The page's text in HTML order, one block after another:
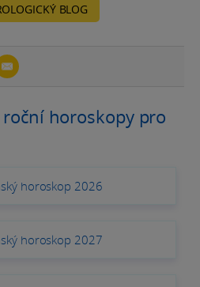
BLOG
roční horoskopy pro
horoskop 2026
horoskop 2027